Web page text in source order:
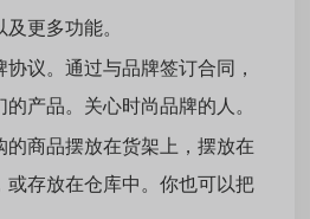
更多功能。
议。通过与品牌签订合同，
产品。关心时尚品牌的人。
商品摆放在货架上，摆放在
或存放在仓库中。你也可以把